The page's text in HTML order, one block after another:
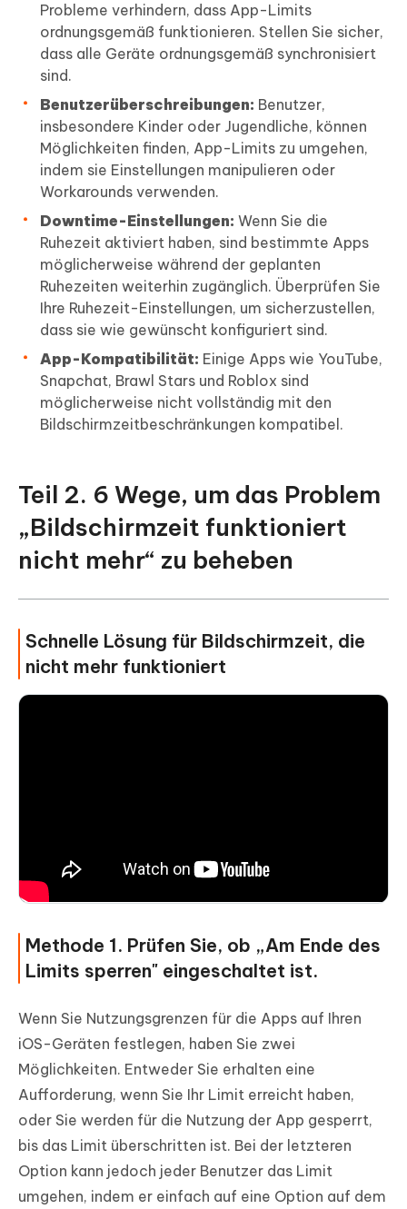
Probleme verhindern, dass App-Limits
ordnungsgemäß funktionieren. Stellen Sie sicher,
dass alle Geräte ordnungsgemäß synchronisiert
sind.
Benutzerüberschreibungen: Benutzer,
insbesondere Kinder oder Jugendliche, können
Möglichkeiten finden, App-Limits zu umgehen,
indem sie Einstellungen manipulieren oder
Workarounds verwenden.
Downtime-Einstellungen: Wenn Sie die
Ruhezeit aktiviert haben, sind bestimmte Apps
möglicherweise während der geplanten
Ruhezeiten weiterhin zugänglich. Überprüfen Sie
Ihre Ruhezeit-Einstellungen, um sicherzustellen,
dass sie wie gewünscht konfiguriert sind.
App-Kompatibilität: Einige Apps wie YouTube,
Snapchat, Brawl Stars und Roblox sind
möglicherweise nicht vollständig mit den
Bildschirmzeitbeschränkungen kompatibel.
Teil 2. 6 Wege, um das Problem
„Bildschirmzeit funktioniert
nicht mehr“ zu beheben
Schnelle Lösung für Bildschirmzeit, die
nicht mehr funktioniert
Methode 1. Prüfen Sie, ob „Am Ende des
Limits sperren" eingeschaltet ist.
Wenn Sie Nutzungsgrenzen für die Apps auf Ihren
iOS-Geräten festlegen, haben Sie zwei
Möglichkeiten. Entweder Sie erhalten eine
Aufforderung, wenn Sie Ihr Limit erreicht haben,
oder Sie werden für die Nutzung der App gesperrt,
bis das Limit überschritten ist. Bei der letzteren
Option kann jedoch jeder Benutzer das Limit
umgehen, indem er einfach auf eine Option auf dem